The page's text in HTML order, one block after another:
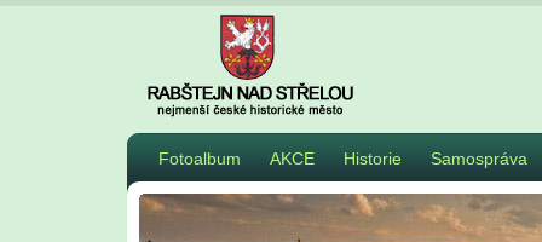
Fotoalbum AKCE Historie Samospráva